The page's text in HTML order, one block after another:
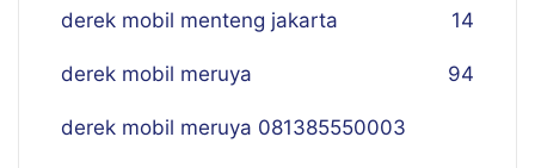
derek mobil menteng jakarta 14
derek mobil meruya 94
derek mobil meruya 081385550003